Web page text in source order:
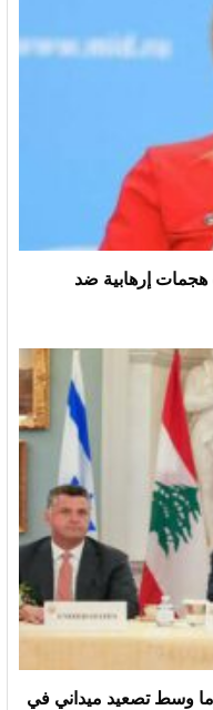
هجمات إرهابية ضد
وسط تصعيد ميداني في